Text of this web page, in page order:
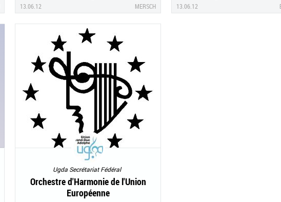
13.06.12 MERSCH 13.06.12
Ugda Secrétariat Fédéral
Orchestre d'Harmonie de l'Union
Européenne